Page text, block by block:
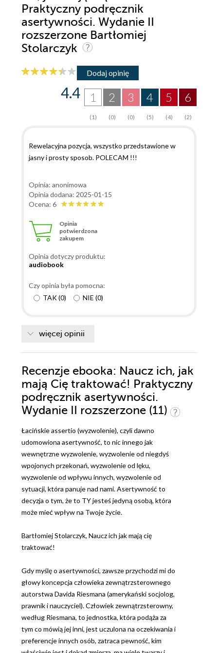
Praktyczny podręcznik
asertywności. Wydanie II
rozszerzone Bartłomiej
Stolarczyk
Dodaj opinię
6
(2)
5
(4)
4
(5)
3
(0)
2
(0)
1
(1)
4.4
Rewelacyjna pozycja, wszystko przedstawione w
jasny i prosty sposob. POLECAM !!!
Opinia: anonimowa
Opinia dodana: 2025-01-15
Ocena: 6
Opinia
potwierdzona
zakupem
Opinia dotyczy produktu:
audiobook
Czy opinia była pomocna:
TAK(0) NIE (0)
więcej opinii
Recenzje ebooka: Naucz ich, jak
mają Cię traktować! Praktyczny
podręcznik asertywności.
Wydanie II rozszerzone (11)
Łacińskie assertio (wyzwolenie), czyli dawno
udomowiona asertywność, to nic innego jak
wewnętrzne wyzwolenie, wyzwolenie od niegdyś
wpojonych przekonań, wyzwolenie od lęku,
wyzwolenie od wpływu innych, wyzwolenie od
sytuacji, która panuje nad nami. Asertywność to
decyzja o tym, że to TY jesteś jedyną osobą, która
może mieć wpływ na Twoje życie.
Bartłomiej Stolarczyk, Naucz ich jak mają cię
traktować!
Gdy myślę o asertywności, zawsze przychodzi mi do
głowy koncepcja człowieka zewnątrzsterownego
autorstwa Davida Riesmana (amerykański socjolog,
prawnik i nauczyciel). Człowiek zewnątrzsterowny,
według Riesmana, to jednostka, która podąża za
tym co mówią jej inni, jest uczulona na oczekiwania i
preferencje innych osób, zatraca pewność, kim